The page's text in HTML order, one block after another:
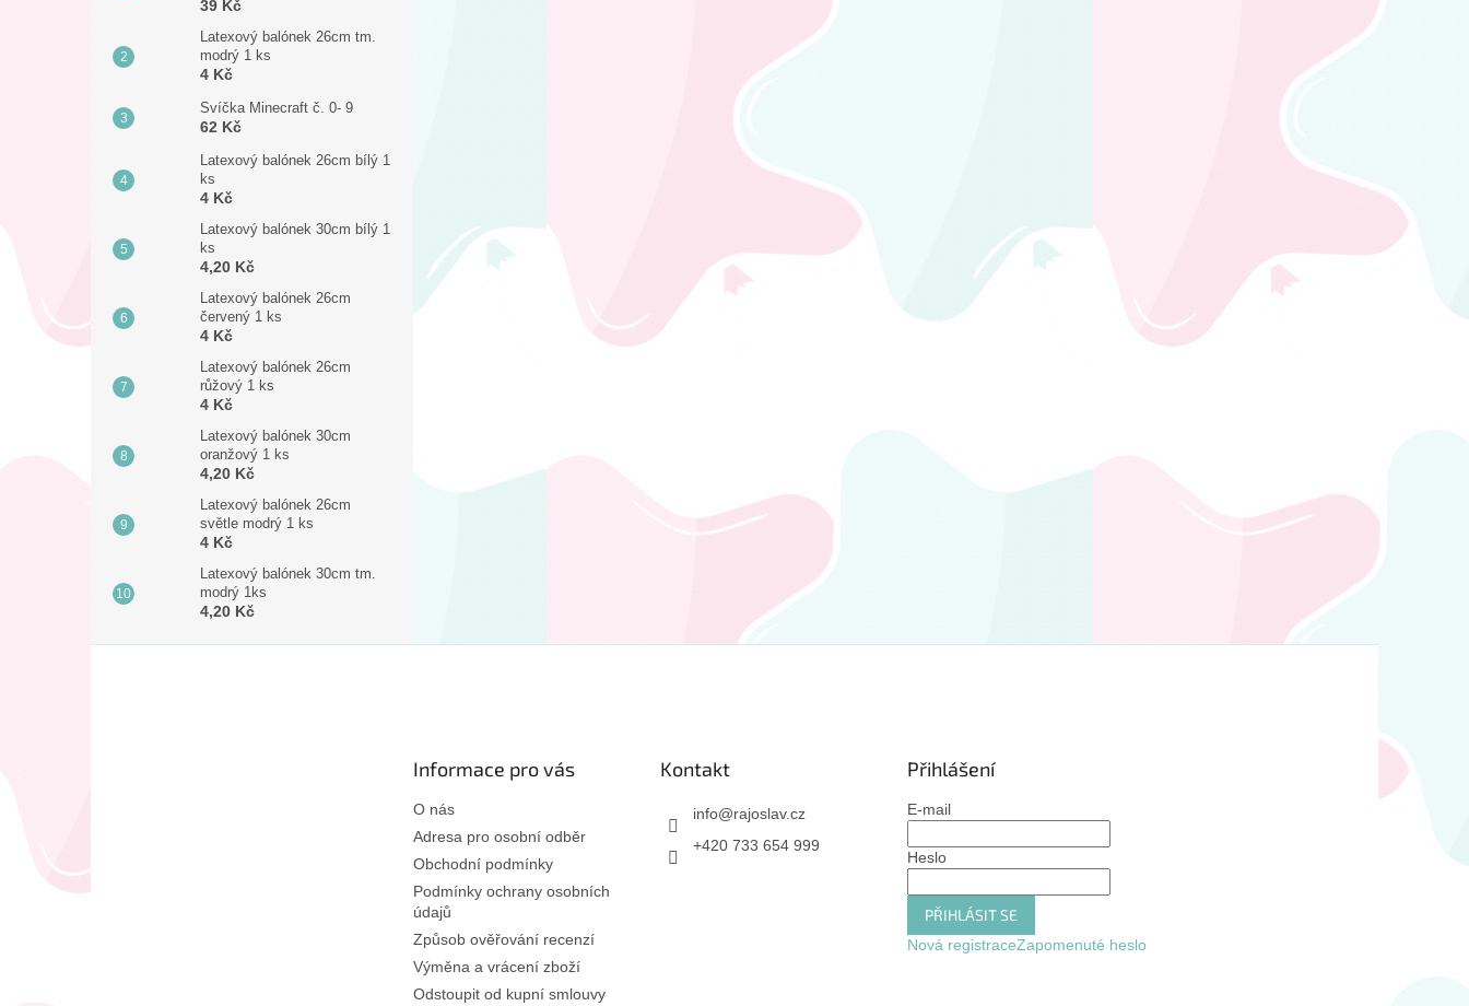
39 Kč
Latexový balónek 26cm tm.
modrý 1 ks
4 Kč
Svíčka Minecraft č. 0- 9
62 Kč
Latexový balónek 26cm bílý 1
ks
4 Kč
Latexový balónek 30cm bílý 1
ks
4,20 Kč
Latexový balónek 26cm
červený 1 ks
4 Kč
Latexový balónek 26cm
růžový 1 ks
4 Kč
Latexový balónek 30cm
oranžový 1 ks
4,20 Kč
Latexový balónek 26cm
světle modrý 1 ks
4 Kč
Latexový balónek 30cm tm.
modrý 1ks
4,20 Kč
Informace pro vás
O nás
Adresa pro osobní odběr
Obchodní podmínky
Podmínky ochrany osobních
údajů
Způsob ověřování recenzí
Výměna a vrácení zboží
Odstoupit od kupní smlouvy
Kontakt
info@rajoslav.cz
+420 733 654 999
Přihlášení
E-mail
Heslo
PŘIHLÁSIT SE
Nová registraceZapomenuté heslo